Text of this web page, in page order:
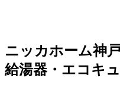
ニッカホーム神
給湯器・エコキ